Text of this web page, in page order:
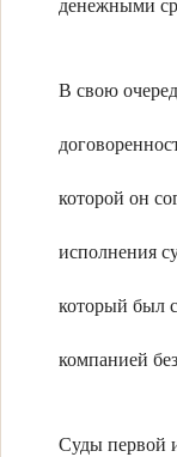
денежными
В свою
которой он
исполнения
который был
компанией
Суды первой